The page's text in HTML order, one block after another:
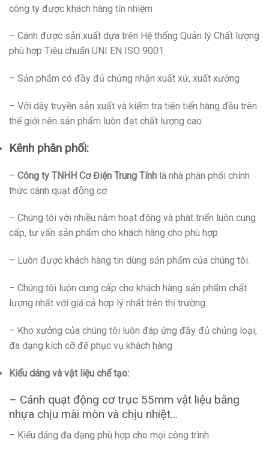
công ty được khách hàng tín nhiệm
– Cánh được sản xuất dựa trên Hệ thống Quản lý Chất lượng
phù hợp Tiêu chuẩn UNI EN ISO 9001
– Sản phẩm có đầy đủ chứng nhận xuất xứ, xuất xưởng
– Với dây truyền sản xuất và kiểm tra tiên tiến hàng đầu trên
thế giới nên sản phẩm luôn đạt chất lượng cao
Kênh phân phối:
– Công ty TNHH Cơ Điện Trung Tính là nhà phân phối chính
thức cánh quạt động cơ
– Chúng tôi với nhiều năm hoạt động và phát triển luôn cung
cấp, tư vấn sản phẩm cho khách hàng cho phù hợp
– Luôn được khách hàng tin dùng sản phẩm của chúng tôi.
– Chúng tôi luôn cung cấp cho khách hàng sản phẩm chất
lượng nhất với giá cả hợp lý nhất trên thị trường.
– Kho xưởng của chúng tôi luôn đáp ứng đầy đủ chủng loại,
đa dạng kích cỡ để phục vụ khách hàng
Kiểu dáng và vật liệu chế tạo:
– Cánh quạt động cơ trục 55mm vật liệu bằng
nhựa chịu mài mòn và chịu nhiệt…
– Kiểu dáng đa dạng phù hợp cho mọi công trình